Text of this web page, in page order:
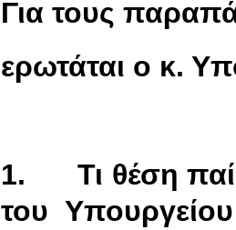
Για τους
ερωτάται ο κ.
1.Τι θέση
του Υπουργείου